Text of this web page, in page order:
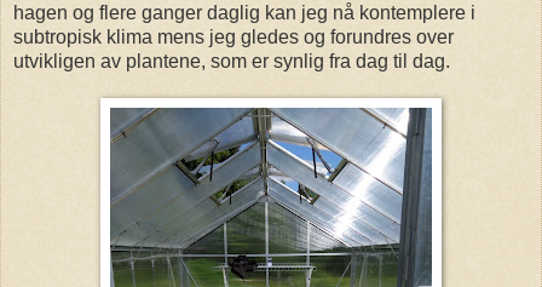
hagen og flere ganger daglig kan jeg nå kontemplere i
subtropisk klima mens jeg gledes og forundres over
utvikligen av plantene, som er synlig fra dag til dag.